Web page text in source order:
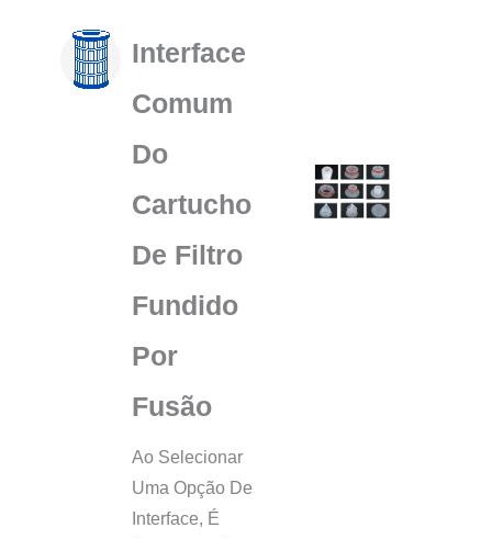
Interface
Comum
Do
Cartucho
De Filtro
Fundido
Por
Fusão
Ao Selecionar
Uma Opção De
Interface, É